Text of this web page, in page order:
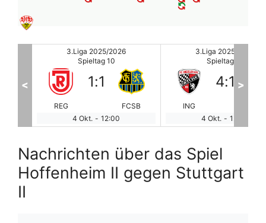
3.Liga 2025/2026
Spieltag 10
ING
4:1
ULM
4 Okt. - 12:00
3.Liga 2025/2026
Spieltag 10
KOL
4:1
4 Okt. - 12:00
< >
Nachrichten über das Spiel
Hoffenheim II gegen Stuttgart
II